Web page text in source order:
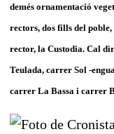
demés ornamentació
rectors, dos fills del
rector, la Custodia. Cal
Teulada, carrer Sol -
carrer La Bassa i carrer